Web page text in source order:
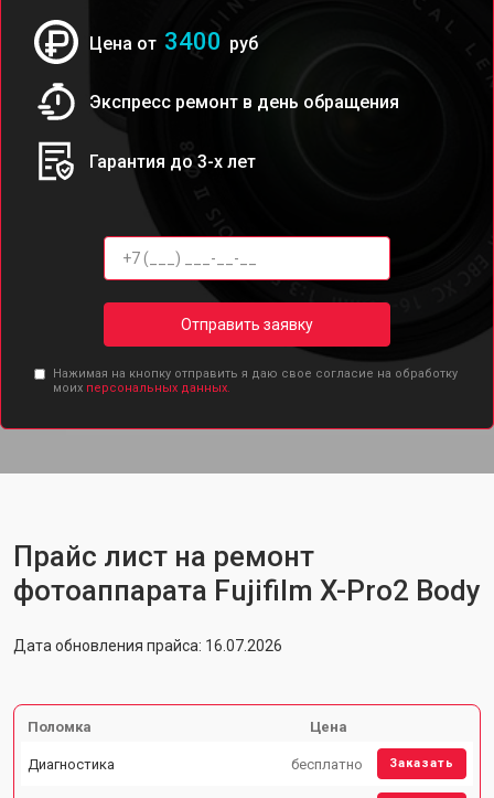
Цена от 3400 руб
Экспресс ремонт в день обращения
Гарантия до 3-х лет
Отправить заявку
Нажимая на кнопку отправить я даю свое согласие на обработку
моих персональных данных.
Прайс лист на ремонт
фотоаппарата Fujifilm X-Pro2 Body
Дата обновления прайса: 16.07.2026
Поломка Цена
Диагностика бесплатно Заказать